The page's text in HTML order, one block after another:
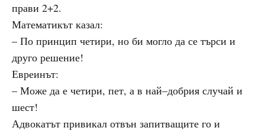
прави 2+2.
Математикът казал:
– По принцип четири, но би могло да се търси и
друго решение!
Евреинът:
– Може да е четири, пет, а в най–добрия случай и
шест!
Адвокатът привикал отвън запитващите го и